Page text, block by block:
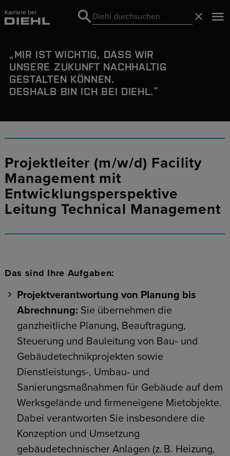
Karriere bei
Search
Search
MIR IST WICHTIG, DASS WIR
UNSERE ZUKUNFT NACHHALTIG
GESTALTEN KÖNNEN.
DESHALB BIN ICH BEI DIEHL.
Projektleiter (m/w/d) Facility
Management mit
Entwicklungsperspektive
Leitung Technical Management
Das sind Ihre Aufgaben:
Projektverantwortung von Planung bis
Abrechnung: Sie übernehmen die
ganzheitliche Planung, Beauftragung,
Steuerung und Bauleitung von Bau‑ und
Gebäudetechnikprojekten sowie
Dienstleistungs-, Umbau- und
Sanierungsmaßnahmen für Gebäude auf dem
Werksgelände und firmeneigene Mietobjekte.
Dabei verantworten Sie insbesondere die
Konzeption und Umsetzung
gebäudetechnischer Anlagen (z. B. Heizung,